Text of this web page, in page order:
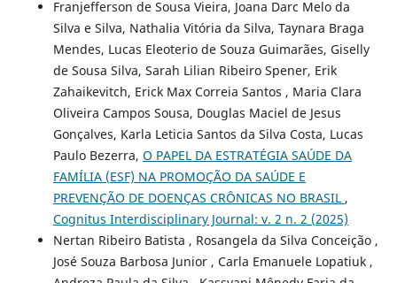
Franjefferson de Sousa Vieira, Joana Darc Melo da
Silva e Silva, Nathalia Vitória da Silva, Taynara Braga
Mendes, Lucas Eleoterio de Souza Guimarães, Giselly
de Sousa Silva, Sarah Lilian Ribeiro Spener, Erik
Zahaikevitch, Erick Max Correia Santos , Maria Clara
Oliveira Campos Sousa, Douglas Maciel de Jesus
Gonçalves, Karla Leticia Santos da Silva Costa, Lucas
Paulo Bezerra, O PAPEL DA ESTRATÉGIA SAÚDE DA
FAMÍLIA (ESF) NA PROMOÇÃO DA SAÚDE E
PREVENÇÃO DE DOENÇAS CRÔNICAS NO BRASIL ,
Cognitus Interdisciplinary Journal: v. 2 n. 2 (2025)
Nertan Ribeiro Batista , Rosangela da Silva Conceição ,
José Souza Barbosa Junior , Carla Emanuele Lopatiuk ,